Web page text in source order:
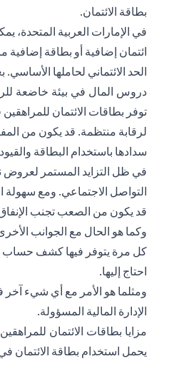
بطاقة الائتمان.
ائتمان إضافية أو بطاقة
الحد الائتماني لحاملها
دروس المال في بيئة خاضعة
توفر بطاقات الائتمان
لرقابة منتظمة. قد يكون من
سدادها باستخدام البطاقة
في ظل التزايد المستمر لعروض
التواصل الاجتماعي. ومع سهولة
قد يكون من الصعب تجنب
وكما هو الحال مع الجوانب
كل مرة يتوفر فيها كشف حساب -
احتاج إليها.
ومثلما هو الأمر مع أي شيء آخر
الإدارة المالية المسؤولة.
مزايا بطاقات الائتمان للمراهقين
يحمل استخدام بطاقة الائتمان في